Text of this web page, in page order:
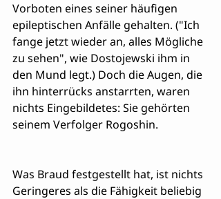
Vorboten eines seiner häufigen
epileptischen Anfälle gehalten. ("Ich
fange jetzt wieder an, alles Mögliche
zu sehen", wie Dostojewski ihm in
den Mund legt.) Doch die Augen, die
ihn hinterrücks anstarrten, waren
nichts Eingebildetes: Sie gehörten
seinem Verfolger Rogoshin.
Was Braud festgestellt hat, ist nichts
Geringeres als die Fähigkeit beliebig